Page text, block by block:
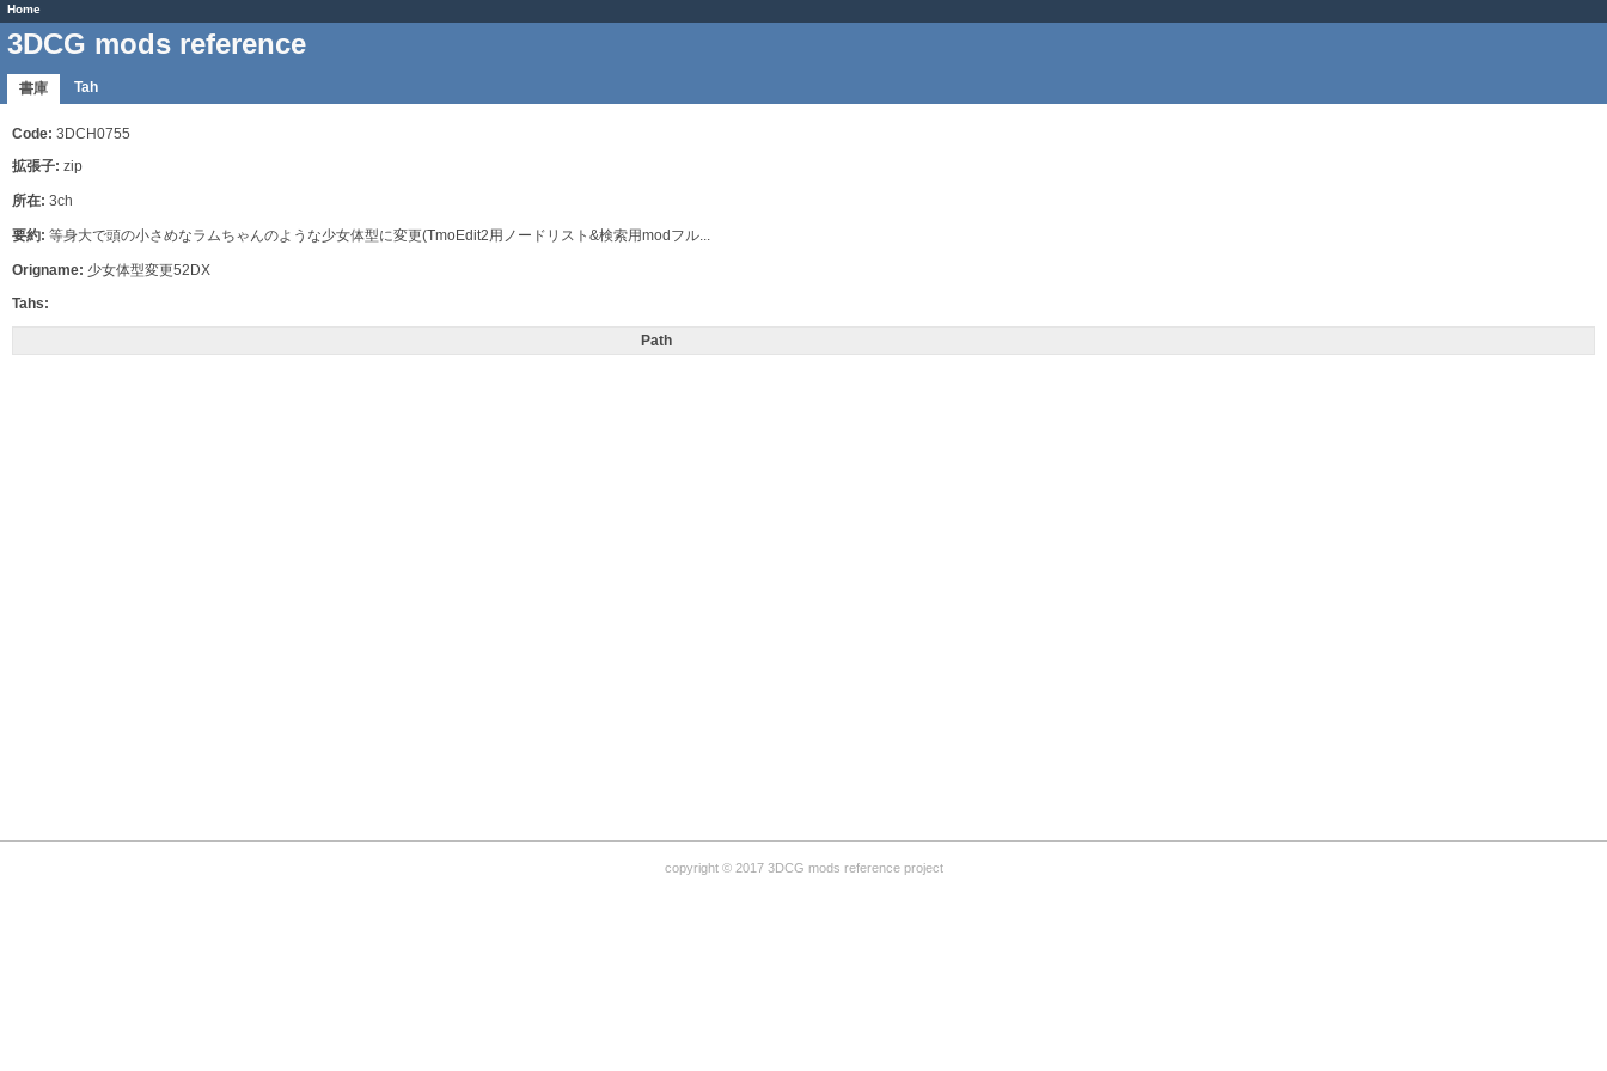
Home
3DCG mods reference
書庫 Tah
Code: 3DCH0755
拡張子: zip
所在: 3ch
要約: 等身大で頭の小さめなラムちゃんのような少女体型に変更(TmoEdit2用ノードリスト&検索用modフル...
Origname: 少女体型変更52DX
Tahs:
Path
copyright © 2017 3DCG mods reference project